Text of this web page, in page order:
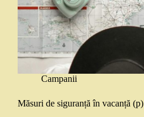
Campanii
Măsuri de siguranță în vacanță (p)